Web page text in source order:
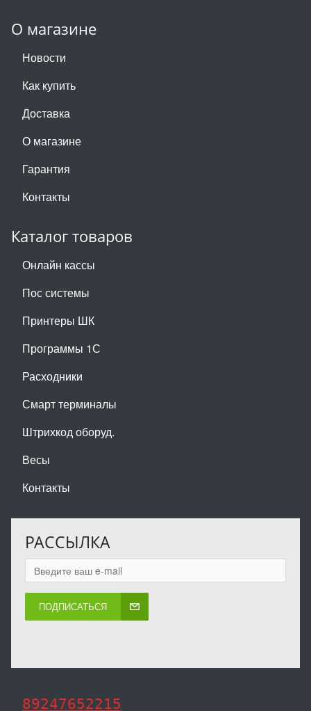
О магазине
Новости
Как купить
Доставка
О магазине
Гарантия
Контакты
Каталог товаров
Онлайн кассы
Пос системы
Принтеры ШК
Программы 1С
Расходники
Смарт терминалы
Штрихкод оборуд.
Весы
Контакты
РАССЫЛКА
ПОДПИСАТЬСЯ
89247652215